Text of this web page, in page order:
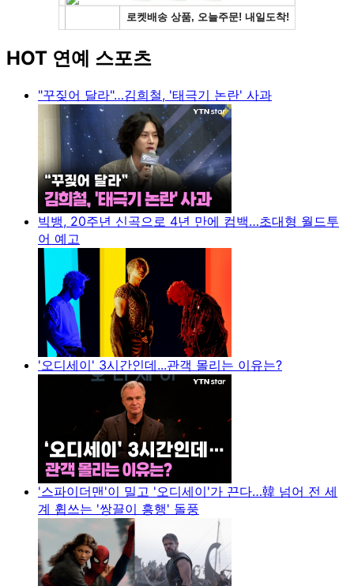
HOT 연예 스포츠
"꾸짖어 달라"…김희철, '태극기 논란' 사과
빅뱅, 20주년 신곡으로 4년 만에 컴백…초대형 월드투
어 예고
'오디세이' 3시간인데...관객 몰리는 이유는?
'스파이더맨'이 밀고 '오디세이'가 끈다…韓 넘어 전 세
계 휩쓰는 '쌍끌이 흥행' 돌풍